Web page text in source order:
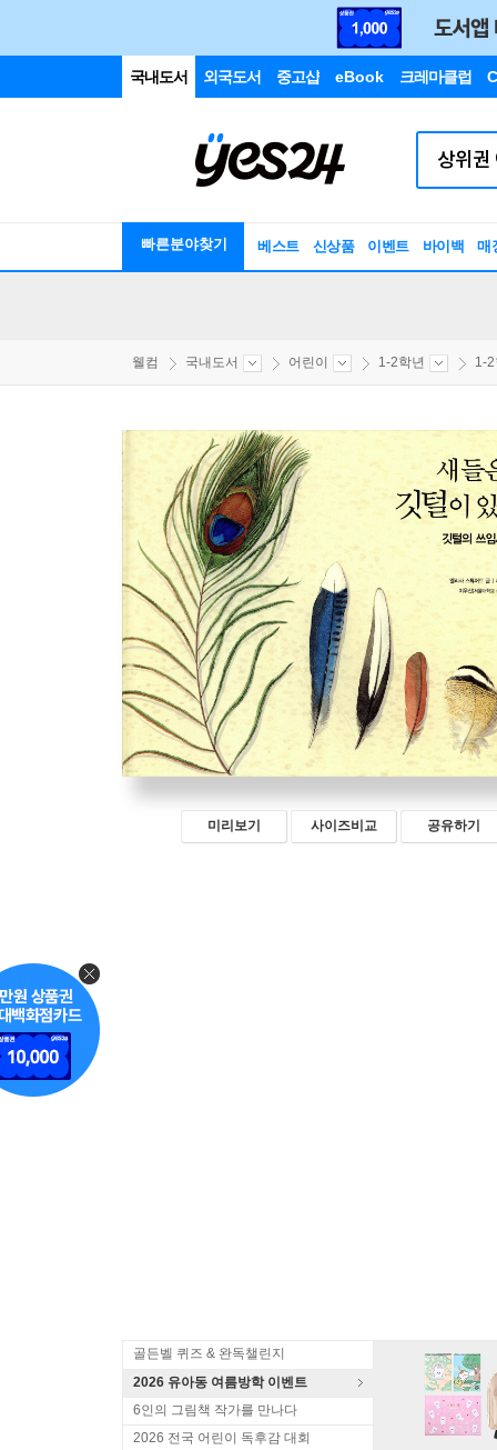
국내도서 외국도서 중고샵 eBook 크레마클럽
빠른분야찾기 베스트 신상품 이벤트 바이백 매
웰컴 국내도서 어린이 1-2학년 1-
미리보기 사이즈비교 공유하기
골든벨 퀴즈 & 완독챌린지
2026 유아동 여름방학 이벤트
6인의 그림책 작가를 만나다
2026 전국 어린이 독후감 대회